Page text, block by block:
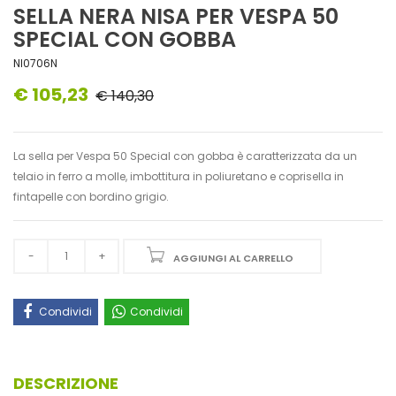
SELLA NERA NISA PER VESPA 50
SPECIAL CON GOBBA
NI0706N
€ 105,23 € 140,30
La sella per Vespa 50 Special con gobba è caratterizzata da un
telaio in ferro a molle, imbottitura in poliuretano e coprisella in
fintapelle con bordino grigio.
AGGIUNGI AL CARRELLO
Condividi Condividi
DESCRIZIONE